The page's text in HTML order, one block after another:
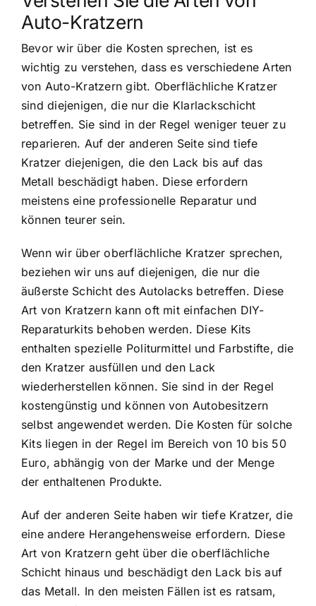
Auto-Kratzern
Bevor wir über die Kosten sprechen, ist es
wichtig zu verstehen, dass es verschiedene Arten
von Auto-Kratzern gibt. Oberflächliche Kratzer
sind diejenigen, die nur die Klarlackschicht
betreffen. Sie sind in der Regel weniger teuer zu
reparieren. Auf der anderen Seite sind tiefe
Kratzer diejenigen, die den Lack bis auf das
Metall beschädigt haben. Diese erfordern
meistens eine professionelle Reparatur und
können teurer sein.
Wenn wir über oberflächliche Kratzer sprechen,
beziehen wir uns auf diejenigen, die nur die
äußerste Schicht des Autolacks betreffen. Diese
Art von Kratzern kann oft mit einfachen DIY-
Reparaturkits behoben werden. Diese Kits
enthalten spezielle Politurmittel und Farbstifte, die
den Kratzer ausfüllen und den Lack
wiederherstellen können. Sie sind in der Regel
kostengünstig und können von Autobesitzern
selbst angewendet werden. Die Kosten für solche
Kits liegen in der Regel im Bereich von 10 bis 50
Euro, abhängig von der Marke und der Menge
der enthaltenen Produkte.
Auf der anderen Seite haben wir tiefe Kratzer, die
eine andere Herangehensweise erfordern. Diese
Art von Kratzern geht über die oberflächliche
Schicht hinaus und beschädigt den Lack bis auf
das Metall. In den meisten Fällen ist es ratsam,